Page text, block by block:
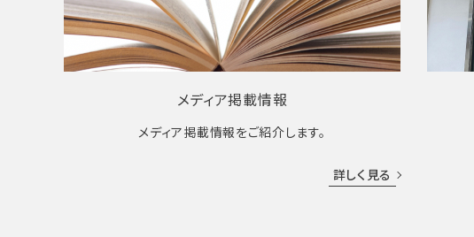
メディア掲載情報
メディア掲載情報をご紹介します。
詳しく見る